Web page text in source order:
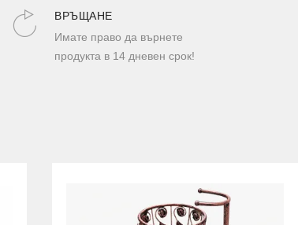
ВРЪЩАНЕ
Имате право да върнете
продукта в 14 дневен срок!